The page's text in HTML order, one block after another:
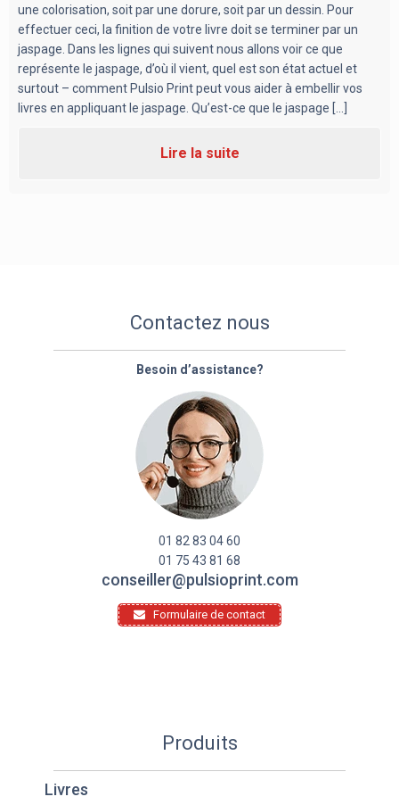
une colorisation, soit par une dorure, soit par un dessin. Pour
effectuer ceci, la finition de votre livre doit se terminer par un
jaspage. Dans les lignes qui suivent nous allons voir ce que
représente le jaspage, d’où il vient, quel est son état actuel et
surtout – comment Pulsio Print peut vous aider à embellir vos
livres en appliquant le jaspage. Qu’est-ce que le jaspage [...]
Lire la suite
Contactez nous
Besoin d’assistance?
01 82 83 04 60
01 75 43 81 68
conseiller@pulsioprint.com
Formulaire de contact
Produits
Livres